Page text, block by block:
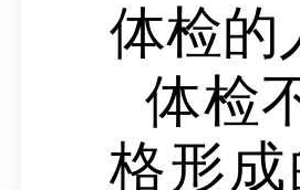
体检的
体检
格形